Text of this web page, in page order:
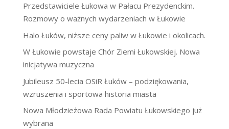
Przedstawiciele Łukowa w Pałacu Prezydenckim.
Rozmowy o ważnych wydarzeniach w Łukowie
Halo Łuków, niższe ceny paliw w Łukowie i okolicach.
W Łukowie powstaje Chór Ziemi Łukowskiej. Nowa
inicjatywa muzyczna
Jubileusz 50-lecia OSiR Łuków – podziękowania,
wzruszenia i sportowa historia miasta
Nowa Młodzieżowa Rada Powiatu Łukowskiego już
wybrana